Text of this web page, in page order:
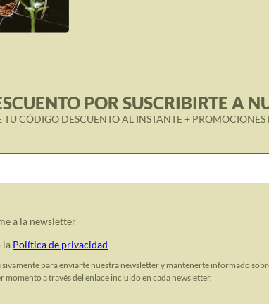
POR SUSCRIBIRTE A
TU CÓDIGO DESCUENTO AL INSTANTE +
a la newsletter
la Política de privacidad
para enviarte nuestra newsletter y mantenerte informado
momento a través del enlace incluido en cada newsletter.